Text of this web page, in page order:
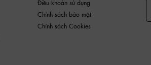
Điều khoản sử dụng
Chính sách bảo mật
Chính sách Cookies